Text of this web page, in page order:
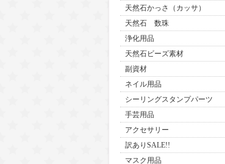
天然石かっさ（カッサ）
天然石 数珠
浄化用品
天然石ビーズ素材
副資材
ネイル用品
シーリングスタンプパーツ
手芸用品
アクセサリー
訳ありSALE!!
マスク用品